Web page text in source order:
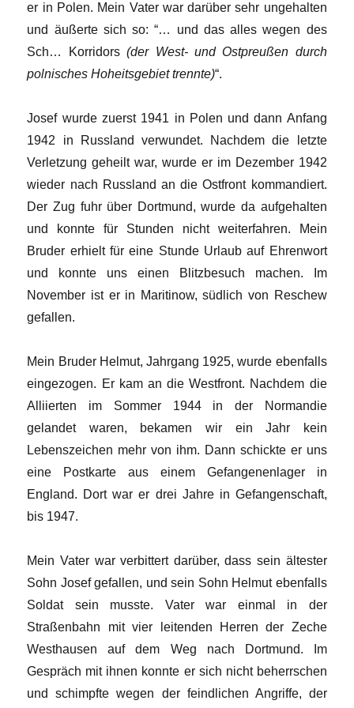
er in Polen. Mein Vater war darüber sehr ungehalten
und äußerte sich so: “… und das alles wegen des
Sch… Korridors(der West- und Ostpreußen durch
polnisches Hoheitsgebiet trennte)“.
Josef wurde zuerst 1941 in Polen und dann Anfang
1942 in Russland verwundet. Nachdem die letzte
Verletzung geheilt war, wurde er im Dezember 1942
wieder nach Russland an die Ostfront kommandiert.
Der Zug fuhr über Dortmund, wurde da aufgehalten
und konnte für Stunden nicht weiterfahren. Mein
Bruder erhielt für eine Stunde Urlaub auf Ehrenwort
und konnte uns einen Blitzbesuch machen. Im
November ist er in Maritinow, südlich von Reschew
gefallen.
Mein Bruder Helmut, Jahrgang 1925, wurde ebenfalls
eingezogen. Er kam an die Westfront. Nachdem die
Alliierten im Sommer 1944 in der Normandie
gelandet waren, bekamen wir ein Jahr kein
Lebenszeichen mehr von ihm. Dann schickte er uns
eine Postkarte aus einem Gefangenenlager in
England. Dort war er drei Jahre in Gefangenschaft,
bis 1947.
Mein Vater war verbittert darüber, dass sein ältester
Sohn Josef gefallen, und sein Sohn Helmut ebenfalls
Soldat sein musste. Vater war einmal in der
Straßenbahn mit vier leitenden Herren der Zeche
Westhausen auf dem Weg nach Dortmund. Im
Gespräch mit ihnen konnte er sich nicht beherrschen
und schimpfte wegen der feindlichen Angriffe, der